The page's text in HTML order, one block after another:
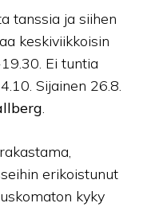
tanssia ja siihen
keskiviikkoisin
Ei tuntia
Sijainen 26.8.
.
erikoistunut
kyky